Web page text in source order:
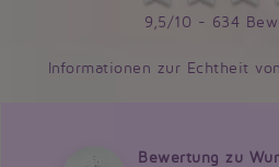
9,5/10 - 634
Informationen zur Echtheit
Bewertung zu